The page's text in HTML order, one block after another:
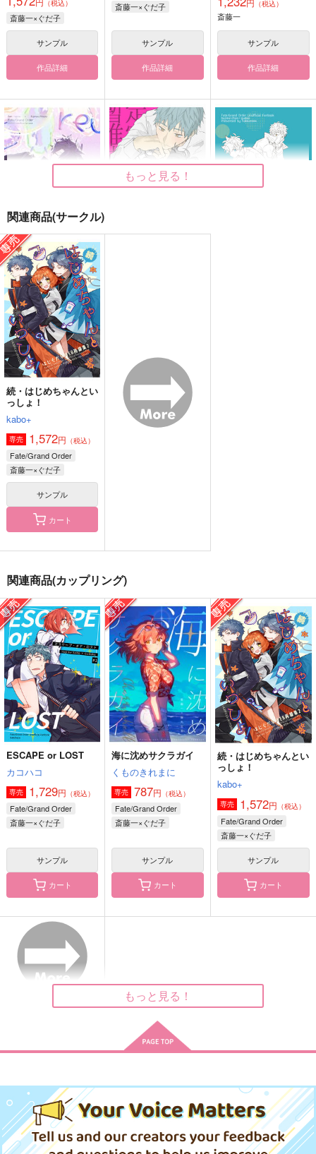
（税込）
斎藤一×ぐだ子
サンプル
作品詳細
斎藤一×ぐだ子
サンプル
作品詳細
円 （税込）
斎藤一
サンプル
作品詳細
reward
本のつまみ食い
787円 （税込）
斎藤一×ぐだ男
サンプル
作品詳細
orion
550円（税込）
テュオハリム×キサラ
サンプル
作品詳細
逸遊団
715円（税込）
斎藤一
サンプル
作品詳細
787円（税込）
斎藤一
サンプル
作品詳細
ロマンティック・トレ
イラー
ナラヤマヤママ
テスカトリポカ×ぐだ子
サンプル
作品詳細
愛のくちづけはダンス
のあとで
ナラヤマヤママ
キリンジ、猫にな
る！？
シナノガワ
もっと見る！
関連商品(サークル)
続・はじめちゃんとい
っしょ！
kabo+
専売 1,572円 （税込）
Fate/Grand Order
斎藤一×ぐだ子
サンプル
カート
関連商品(カップリング)
ESCAPE or LOST
カコハコ
専売 1,729円 （税込）
Fate/Grand Order
斎藤一×ぐだ子
サンプル
カート
海に沈めサクラガイ
くものきれまに
専売 787円 （税込）
Fate/Grand Order
斎藤一×ぐだ子
サンプル
カート
続・はじめちゃんとい
っしょ！
kabo+
専売 1,572円 （税込）
Fate/Grand Order
斎藤一×ぐだ子
サンプル
カート
もっと見る！